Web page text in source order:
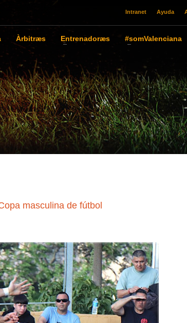
Intranet Ayuda
Àrbitræs Entrenadoræs #somValenciana
masculina de fútbol